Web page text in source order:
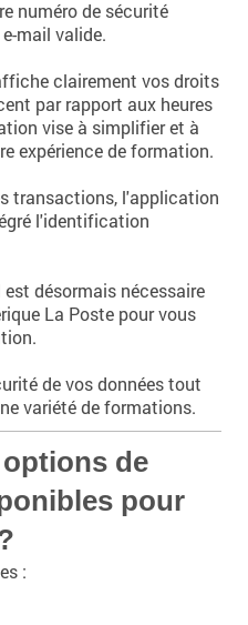
numéro de sécurité
mail valide.
clairement vos droits
par rapport aux heures
vise à simplifier et à
expérience de formation.
transactions, l'application
l'identification
désormais nécessaire
La Poste pour vous
de vos données tout
variété de formations.
de
pour
: